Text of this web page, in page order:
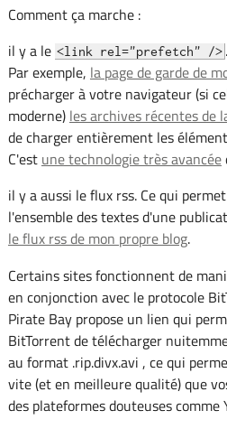
Comment ça marche :
il y a le <link rel="prefetch" /> .
Par exemple, la page de garde de
précharger à votre navigateur (si
moderne) les archives récentes de
de charger entièrement les
C'est une technologie très avancée
il y a aussi le flux rss. Ce qui
l'ensemble des textes d'une
le flux rss de mon propre blog.
Certains sites fonctionnent de
en conjonction avec le protocole
Pirate Bay propose un lien qui
BitTorrent de télécharger
au format .rip.divx.avi , ce qui
vite (et en meilleure qualité) que
des plateformes douteuses